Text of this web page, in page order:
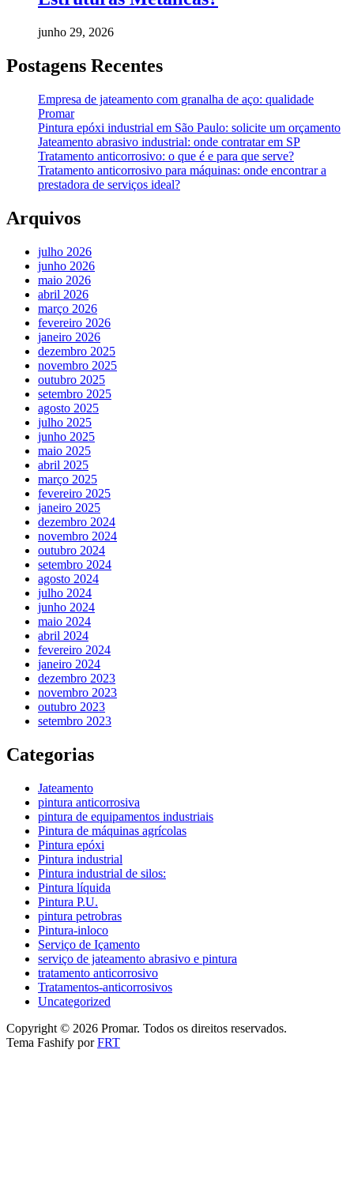
junho 29, 2026
Postagens Recentes
Empresa de jateamento com granalha de aço: qualidade
Promar
Pintura epóxi industrial em São Paulo: solicite um orçamento
Jateamento abrasivo industrial: onde contratar em SP
Tratamento anticorrosivo: o que é e para que serve?
Tratamento anticorrosivo para máquinas: onde encontrar a
prestadora de serviços ideal?
Arquivos
julho 2026
junho 2026
maio 2026
abril 2026
março 2026
fevereiro 2026
janeiro 2026
dezembro 2025
novembro 2025
outubro 2025
setembro 2025
agosto 2025
julho 2025
junho 2025
maio 2025
abril 2025
março 2025
fevereiro 2025
janeiro 2025
dezembro 2024
novembro 2024
outubro 2024
setembro 2024
agosto 2024
julho 2024
junho 2024
maio 2024
abril 2024
fevereiro 2024
janeiro 2024
dezembro 2023
novembro 2023
outubro 2023
setembro 2023
Categorias
Jateamento
pintura anticorrosiva
pintura de equipamentos industriais
Pintura de máquinas agrícolas
Pintura epóxi
Pintura industrial
Pintura industrial de silos:
Pintura líquida
Pintura P.U.
pintura petrobras
Pintura-inloco
Serviço de Içamento
serviço de jateamento abrasivo e pintura
tratamento anticorrosivo
Tratamentos-anticorrosivos
Uncategorized
Copyright © 2026 Promar. Todos os direitos reservados.
Tema Fashify porFRT